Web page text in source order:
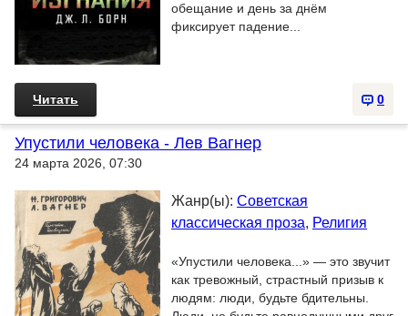
обещание и день за днём
фиксирует падение...
0
Читать
Упустили человека - Лев Вагнер
24 марта 2026, 07:30
Жанр(ы): Советская
классическая проза, Религия
«Упустили человека...» — это звучит
как тревожный, страстный призыв к
людям: люди, будьте бдительны.